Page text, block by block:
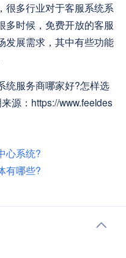
很多行业对于客服系统系
多时候，免费开放的客服
发展需求，其中有些功能
统服务商哪家好?怎样选
源：https://www.feeldes
心系统?
有哪些?